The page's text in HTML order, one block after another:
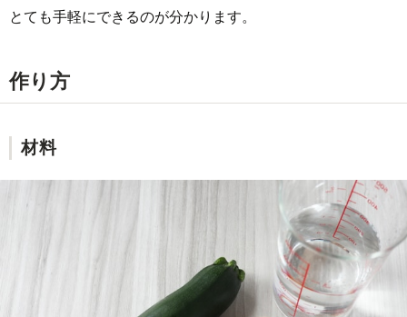
とても手軽にできるのが分かります。
作り方
材料